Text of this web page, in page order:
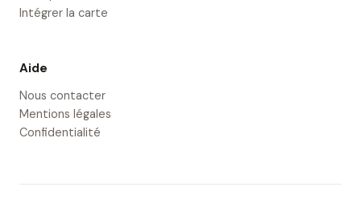
Intégrer la carte
Aide
Nous contacter
Mentions légales
Confidentialité